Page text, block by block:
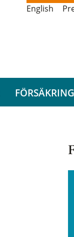
English
FÖRSÄKRING